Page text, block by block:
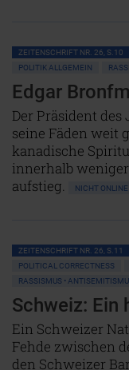
ZEITENSCHRIFT NR. 26, S.10
POLITIK ALLGEMEIN
Edgar
Der Präsident
seine Fäden weit
kanadische
innerhalb
aufstieg.
NICHT
ZEITENSCHRIFT NR. 26, S.11
POLITICAL CORRECTNESS
RASSISMUS •
Schweiz: Ein
Ein Schweizer
Fehde zwischen
den Schweizer